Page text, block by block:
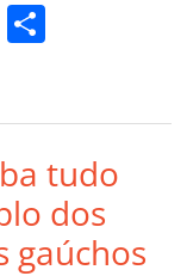
C
Li
p
ar
til
h
tudo
dos
gaúchos